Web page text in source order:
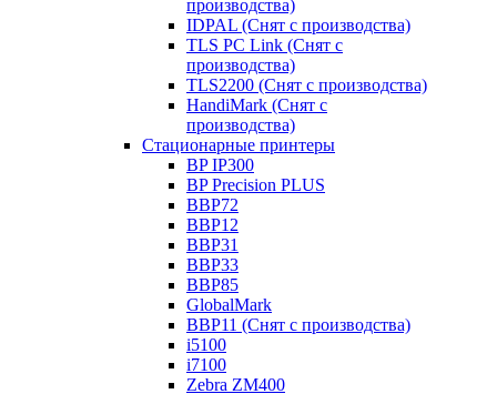
производства)
IDPAL (Снят с производства)
TLS PC Link (Снят с
производства)
TLS2200 (Снят с производства)
HandiMark (Снят с
производства)
Стационарные принтеры
BP IP300
BP Precision PLUS
BBP72
BBP12
BBP31
BBP33
BBP85
GlobalMark
BBP11 (Снят с производства)
i5100
i7100
Zebra ZM400